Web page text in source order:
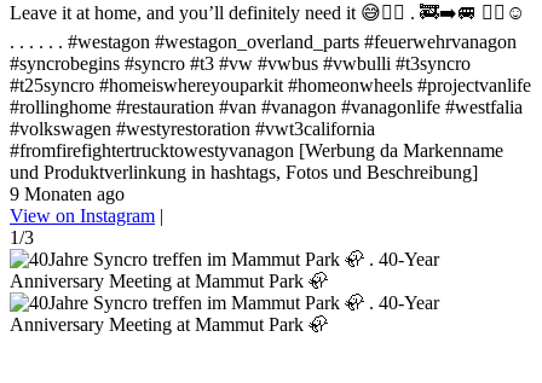
Leave it at home, and you’ll definitely need it 😅✌🏻 . 🚒➡️🚐 ✌🏻☺️
. . . . . . #westagon #westagon_overland_parts #feuerwehrvanagon
#syncrobegins #syncro #t3 #vw #vwbus #vwbulli #t3syncro
#t25syncro #homeiswhereyouparkit #homeonwheels #projectvanlife
#rollinghome #restauration #van #vanagon #vanagonlife #westfalia
#volkswagen #westyrestoration #vwt3california
#fromfirefightertrucktowestyvanagon [Werbung da Markenname
und Produktverlinkung in hashtags, Fotos und Beschreibung]
9 Monaten ago
View on Instagram |
1/3